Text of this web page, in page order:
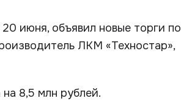
июня, объявил новые торги по
ЛКМ «Техностар»,
8,5 млн рублей.